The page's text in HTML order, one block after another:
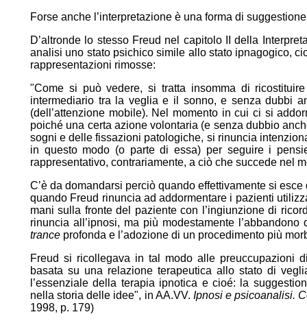
Forse anche l’interpretazione è una forma di
D’altronde lo stesso Freud nel capitolo II della
analisi uno stato psichico simile allo stato ipnagogico,
rappresentazioni rimosse:
"Come si può vedere, si tratta insomma di
intermediario tra la veglia e il sonno, e senza dubbi
(dell’attenzione mobile). Nel momento in cui ci si
poiché una certa azione volontaria (e senza dubbio
sogni e delle fissazioni patologiche, si rinuncia
in questo modo (o parte di essa) per seguire i
rappresentativo, contrariamente, a ciò che succede nel
C’è da domandarsi perciò quando effettivamente si
quando Freud rinuncia ad addormentare i pazienti
mani sulla fronte del paziente con l’ingiunzione di
rinuncia all’ipnosi, ma più modestamente
trance profonda e l’adozione di un procedimento più
Freud si ricollegava in tal modo alle preuccupazioni
basata su una relazione terapeutica allo stato di
l’essenziale della terapia ipnotica e cioé: la
nella storia delle idee", in AA.VV. Ipnosi e psicoanalisi.
1998, p. 179)